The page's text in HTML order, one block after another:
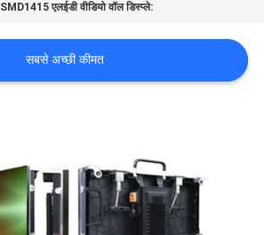
SMD1415 एलईडी वीडियो वॉल डिस्प्ले:
सबसे अच्छी कीमत